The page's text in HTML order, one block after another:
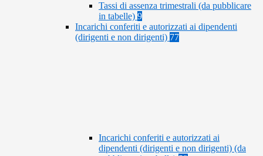
Tassi di assenza trimestrali (da pubblicare
in tabelle) 9
Incarichi conferiti e autorizzati ai dipendenti
(dirigenti e non dirigenti) 77
Incarichi conferiti e autorizzati ai
dipendenti (dirigenti e non dirigenti) (da